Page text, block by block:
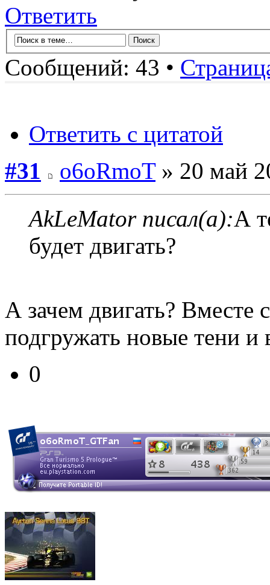
Ответить
Сообщений: 43 •
Ответить с цитатой
#31
o6oRmoT» 20 май
AkLeMator писал(а):А
будет двигать?
А зачем двигать? Вместе
подгружать новые тени и
0